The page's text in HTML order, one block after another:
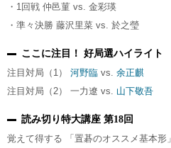
・1回戦 仲邑菫 vs. 金彩瑛
・準々決勝 藤沢里菜 vs. 於之瑩
ここに注目！ 好局選ハイライト
注目対局（1） 河野臨 vs. 余正麒
注目対局（2） 一力遼 vs. 山下敬吾
読み切り特大講座 第18回
覚えて得する 「置碁のオススメ基本形」